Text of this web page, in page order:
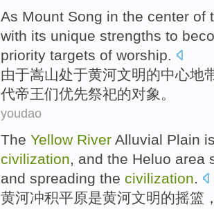
As Mount Song in the center of
with its unique strengths to
priority targets of worship.
由于嵩山处于黄河文明的中心地
代帝王们优先祭祀的对象 。
youdao
The Yellow River Alluvial Plain
civilization, and the Heluo area
and spreading the civilization.
黄河冲积平原是黄河文明的摇篮